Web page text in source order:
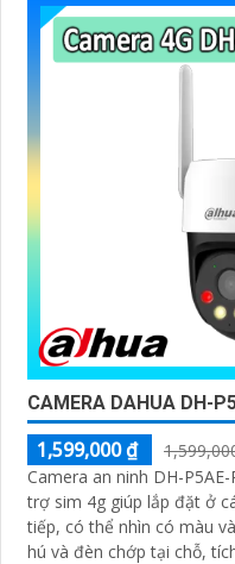
CAMERA DAHUA DH-
1,599,000 ₫
Camera an ninh DH-
trợ sim 4g giúp lắp đặt ở
tiếp, có thể nhìn có màu
hú và đèn chớp tại chỗ,